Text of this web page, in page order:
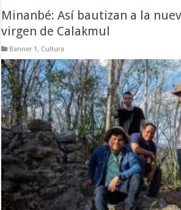
Minanbé: Así bautizan a la
virgen de Calakmul
Banner 1, Cultura